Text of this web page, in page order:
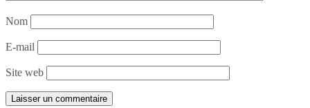
Nom
E-mail
Site web